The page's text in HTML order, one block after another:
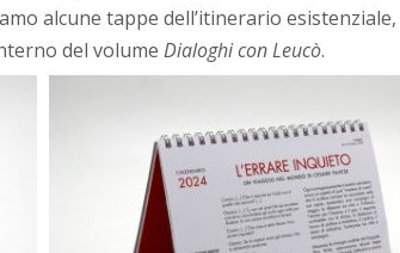
alcune tappe dell’itinerario
del volume Dialoghi con Leucò.